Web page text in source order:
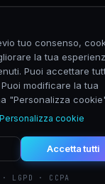
tuo consenso,
la tua
Puoi accettare
modificare la tua
"Personalizza
Personalizza cookie
Accetta tutti
· LGPD · CCPA